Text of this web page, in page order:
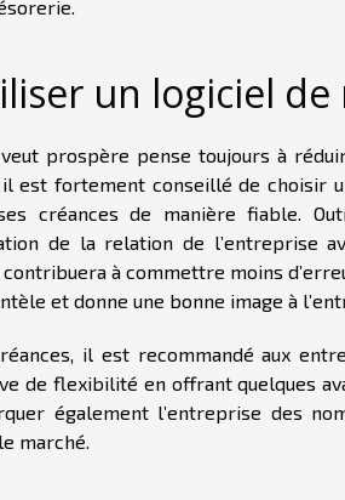
un logiciel de
prospère pense toujours à
est fortement conseillé de choisir
créances de manière fiable.
de la relation de l’entreprise
à commettre moins
et donne une bonne image à
il est recommandé aux
de flexibilité en offrant quelques
également l’entreprise des
marché.